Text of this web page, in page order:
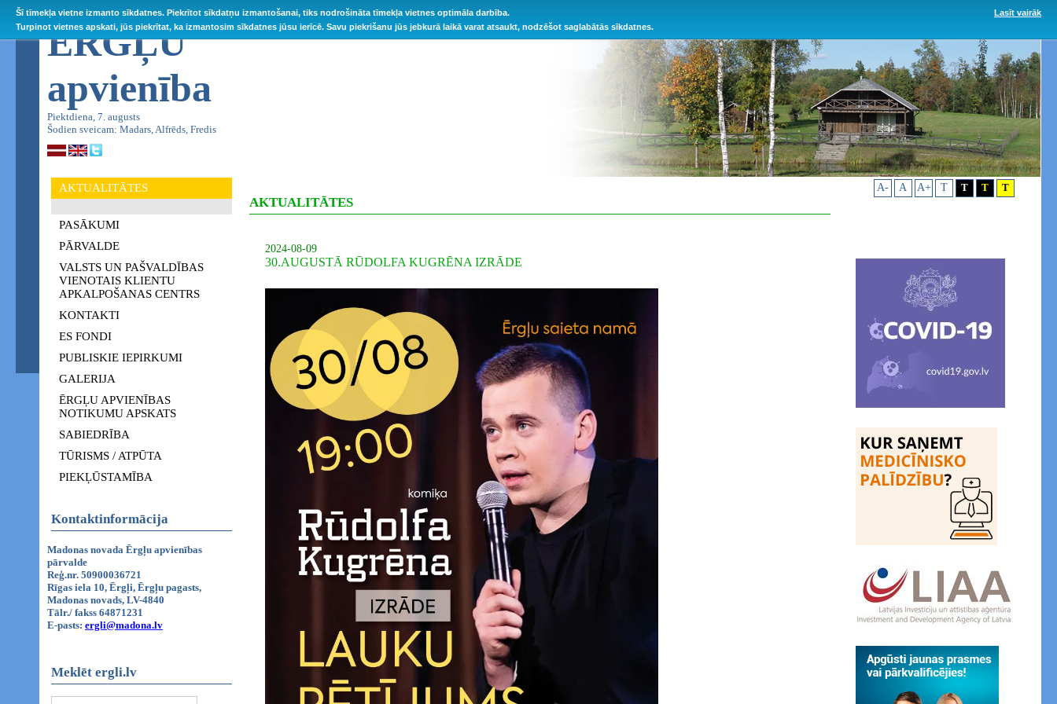
Šī tīmekļa vietne izmanto sīkdatnes. Piekrītot sīkdatņu izmantošanai, tiks nodrošināta tīmekļa vietnes optimāla darbība.
Turpinot vietnes apskati, jūs piekrītat, ka izmantosim sīkdatnes jūsu ierīcē. Savu piekrišanu jūs jebkurā laikā varat atsaukt, nodzēšot saglabātās sīkdatnes.
Lasīt vairāk
ĒRGĻU
apvienība
Piektdiena, 7. augusts
Šodien sveicam: Madars, Alfrēds, Fredis
AKTUALITĀTES
PASĀKUMI
PĀRVALDE
VALSTS UN PAŠVALDĪBAS
VIENOTAIS KLIENTU
APKALPOŠANAS CENTRS
KONTAKTI
ES FONDI
PUBLISKIE IEPIRKUMI
GALERIJA
ĒRGĻU APVIENĪBAS
NOTIKUMU APSKATS
SABIEDRĪBA
TŪRISMS / ATPŪTA
PIEKĻŪSTAMĪBA
Kontaktinformācija
Madonas novada Ērgļu apvienības
pārvalde
Reģ.nr. 50900036721
Rīgas iela 10, Ērgļi, Ērgļu pagasts,
Madonas novads, LV-4840
Tālr./ fakss 64871231
E-pasts: ergli@madona.lv
Meklēt ergli.lv
AKTUALITĀTES
2024-08-09
30.AUGUSTĀ RŪDOLFA KUGRĒNA IZRĀDE
A- A A+ T T T T